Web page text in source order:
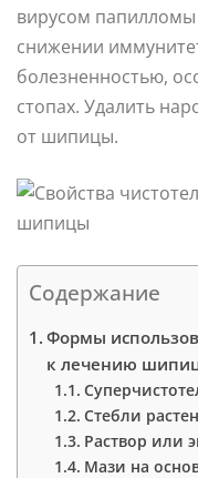
вирусом
снижении
болезненностью,
стопах. Удалить
от шипицы.
Содержание
Формы
к лечению
Стебли
Раствор или
Мази на